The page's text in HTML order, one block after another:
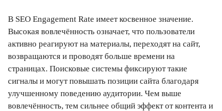
В SEO Engagement Rate имеет косвенное значение.
Высокая вовлечённость означает, что пользователи
активно реагируют на материалы, переходят на сайт,
возвращаются и проводят больше времени на
страницах. Поисковые системы фиксируют такие
сигналы и могут повышать позиции сайта благодаря
улучшенному поведению аудитории. Чем выше
вовлечённость, тем сильнее общий эффект от контента и